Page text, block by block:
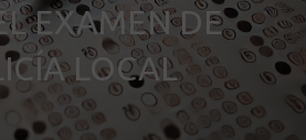
EXAMEN DE
LOCAL